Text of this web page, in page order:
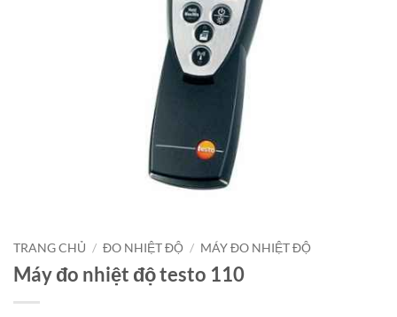
TRANG CHỦ / ĐO NHIỆT ĐỘ / MÁY ĐO NHIỆT ĐỘ
Máy đo nhiệt độ testo 110